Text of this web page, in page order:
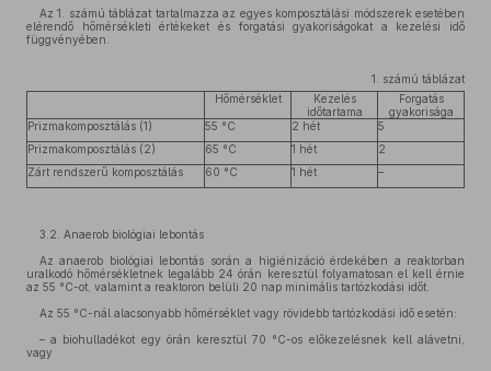
Az 1. számú táblázat tartalmazza az egyes komposztálási módszerek esetében
elérendő hőmérsékleti értékeket és forgatási gyakoriságokat a kezelési idő
függvényében.
1. számú táblázat
Hőmérséklet
Kezelés
időtartama
Forgatás
gyakorisága
Prizmakomposztálás (1)
55 °C 2 hét
5
Prizmakomposztálás (2)
65 °C 1 hét
2
Zárt rendszerű komposztálás
60 °C 1 hét –
3.2. Anaerob biológiai lebontás
Az anaerob biológiai lebontás során a higiénizáció érdekében a reaktorban
uralkodó hőmérsékletnek legalább 24 órán keresztül folyamatosan el kell érnie
az 55 °C-ot, valamint a reaktoron belüli 20 nap minimális tartózkodási időt.
Az 55 °C-nál alacsonyabb hőmérséklet vagy rövidebb tartózkodási idő esetén:
– a biohulladékot egy órán keresztül 70 °C-os előkezelésnek kell alávetni,
vagy